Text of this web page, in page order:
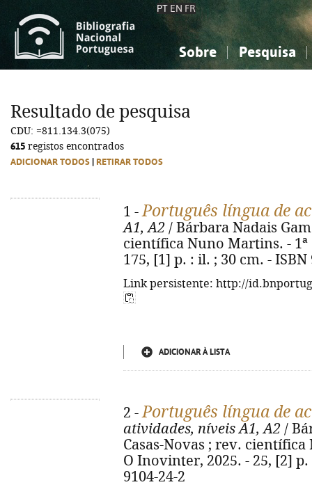
PT EN FR
Sobre Pesquisa
Ciências sociais...
Ciências sociais...
Resultado de pesquisa
CDU: =811.134.3(075)
615 registos encontrados
ADICIONAR TODOS RETIRAR TODOS
1 -Português língua de
A1, A2 / Bárbara Nadais
científica Nuno Martins. -
175, [1] p. : il. ; 30 cm. - ISBN
Link persistente: http://
ADICIONAR À LISTA
2 -Português língua de
atividades, níveis A1, A2 /
Casas-Novas ; rev.
O Inovinter, 2025. - 25, [2] p.
9104-24-2